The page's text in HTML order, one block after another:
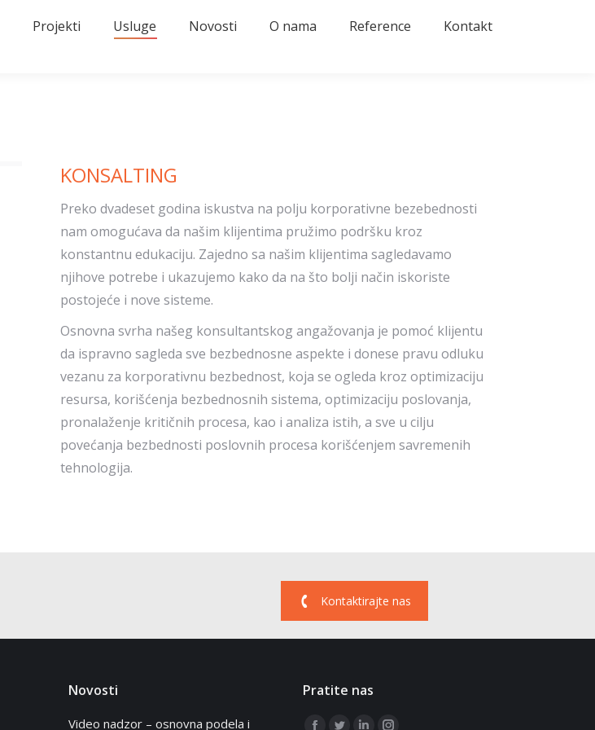
Projekti Usluge Novosti O nama Reference Kontakt
KONSALTING
Preko dvadeset godina iskustva na polju korporativne bezebednosti
nam omogućava da našim klijentima pružimo podršku kroz
konstantnu edukaciju. Zajedno sa našim klijentima sagledavamo
njihove potrebe i ukazujemo kako da na što bolji način iskoriste
postojeće i nove sisteme.
Osnovna svrha našeg konsultantskog angažovanja je pomoć klijentu
da ispravno sagleda sve bezbednosne aspekte i donese pravu odluku
vezanu za korporativnu bezbednost, koja se ogleda kroz optimizaciju
resursa, korišćenja bezbednosnih sistema, optimizaciju poslovanja,
pronalaženje kritičnih procesa, kao i analiza istih, a sve u cilju
povećanja bezbednosti poslovnih procesa korišćenjem savremenih
tehnologija.
Kontaktirajte nas
Novosti
Video nadzor – osnovna podela i
Pratite nas
Find us on: